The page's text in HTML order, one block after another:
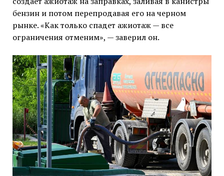
бензин и потом перепродавая его на черном
рынке. «Как только спадет ажиотаж — все
ограничения отменим», — заверил он.